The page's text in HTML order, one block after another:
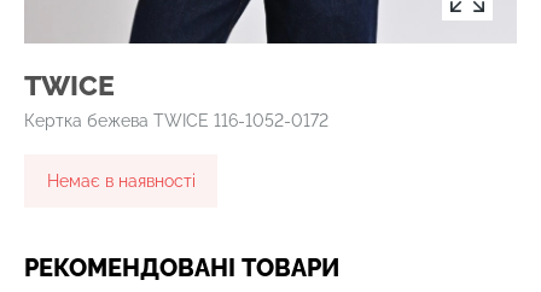
TWICE
Кeртка бежева TWICE 116-1052-0172
Немає в наявності
РЕКОМЕНДОВАНІ ТОВАРИ